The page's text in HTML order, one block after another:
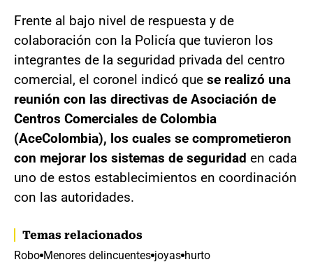
Frente al bajo nivel de respuesta y de
colaboración con la Policía que tuvieron los
integrantes de la seguridad privada del centro
comercial, el coronel indicó que se realizó una
reunión con las directivas de Asociación de
Centros Comerciales de Colombia
(AceColombia), los cuales se comprometieron
con mejorar los sistemas de seguridad en cada
uno de estos establecimientos en coordinación
con las autoridades.
Temas relacionados
Robo Menores delincuentes joyas hurto